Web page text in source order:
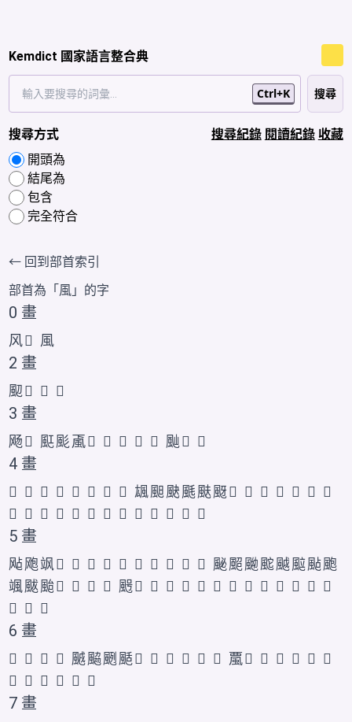
Kemdict 國家語言整合典
Ctrl+K
搜尋方式
開頭為
結尾為
包含
完全符合
搜尋紀錄 閱讀紀錄 收藏
← 回到部首索引
部首為「 風 」的字
0 畫
风𲋄 風
2 畫
䫸𩖘 𩖙 𮨦
3 畫
飏𱃔 䫹颩颪𩖛 𩖝 𩖠 𩖚 𩖜 𩖞𩖟 𩖡
4 畫
𫗇 𬱷 𫠇 𬱵 𱃕 𬱶 𲋎 𲋏 䫺䫻䫼䫽颫颬𩖣 𩖤 𩖥 𩖦 𩖨 𩖩 𩖬
𩖭 𩖯 𩖱 𩖢 𩖧 𩖪 𩖫 𩖮 𩖲 𩖳 𫖻 𮨧 𱂼
5 畫
飐飑飒𩙥 𩙦 𫠈 𬱸 𱃖 𬱺 𱃗 𬱹 𬱻 𲋐 䫾䫿䬀䬁䬂䬃颭颮
颯颰颱𩖴 𩖵 𩖶 𩖷 𩖸𩖹 𩖺 𩖼 𩖽 𩖾 𩗀 𩖿 𩖻 𩗁 𩗂 𩗃 𫖼 𮨨
𱂽 𱂾 𱂿
6 畫
𱃙 𱃚 𬱼 𱃘 䬄䬅颲颳𠙬 𩗄 𩗅 𩗉 𩗊 𩗎 𩗏𩗐 𩗑 𩗒 𩗆 𩗇 𩗈
𩗋 𩗌 𩗍 𮨩 𮨪 𮨫
7 畫